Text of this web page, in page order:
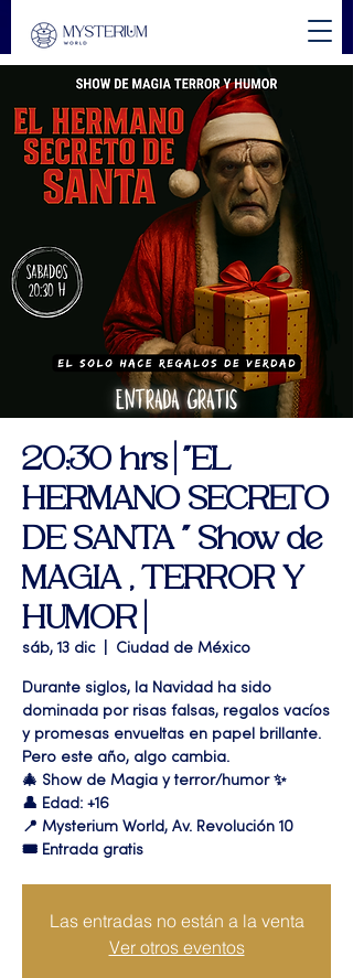
20:30 hrs | "EL
HERMANO SECRETO
DE SANTA " Show de
MAGIA , TERROR Y
HUMOR |
sáb, 13 dic
  |
Ciudad de México
Durante siglos, la Navidad ha sido
dominada por risas falsas, regalos vacíos
y promesas envueltas en papel brillante.
Pero este año, algo cambia.
🎄 Show de Magia y terror/humor ✨
👤 Edad: +16
📍 Mysterium World, Av. Revolución 10
🎟️ Entrada gratis
Las entradas no están a la venta
Ver otros eventos